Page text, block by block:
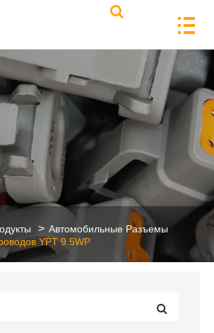
Автомобильные Разъемы
YPT 9.5WP